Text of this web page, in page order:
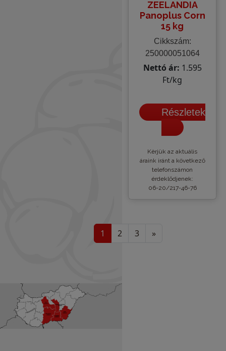
ZEELANDIA
Panoplus Corn
15 kg
Cikkszám:
250000051064
Nettó ár: 1.595
Ft/kg
Részletek
Kèrjük az aktuális
áraink iránt a következő
telefonszámon
érdeklődjenek:
06-20/217-46-76
1 2 3 »